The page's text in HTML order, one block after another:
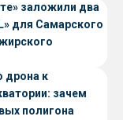
заложили два
для Самарского
дрона к
зачем
полигона